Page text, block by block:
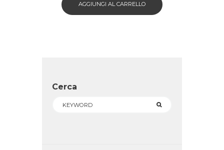
AGGIUNGI AL CARRELLO
Cerca